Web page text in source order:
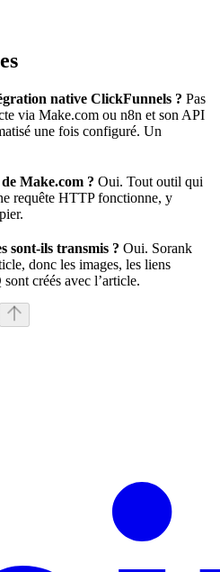
native ClickFunnels ? Pas
via Make.com ou n8n et son API
une fois configuré. Un
Make.com ? Oui. Tout outil qui
requête HTTP fonctionne, y
sont-ils transmis ? Oui. Sorank
donc les images, les liens
créés avec l’article.